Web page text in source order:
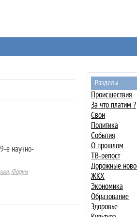
Разделы
Происшествия
За что платим ?
Свои
Политика
События
О прошлом
ТВ-репост
Дорожные
ЖКХ
Экономика
Образование
Здоровье
е научно-
, Форум